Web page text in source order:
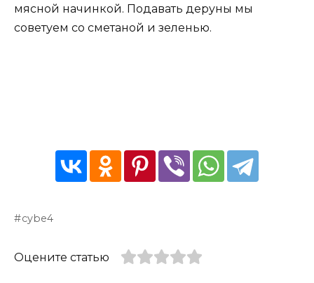
мясной начинкой. Подавать деруны мы
советуем со сметаной и зеленью.
cybe4
Оцените статью